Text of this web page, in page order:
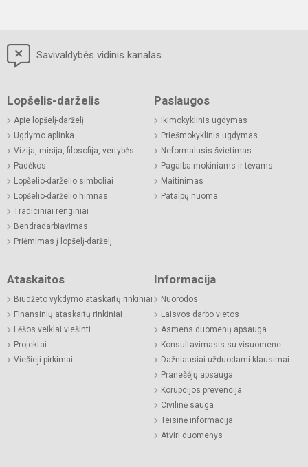
Savivaldybės vidinis kanalas
Lopšelis-darželis
Apie lopšelį-darželį
Ugdymo aplinka
Vizija, misija, filosofija, vertybės
Padėkos
Lopšelio-darželio simboliai
Lopšelio-darželio himnas
Tradiciniai renginiai
Bendradarbiavimas
Priėmimas į lopšelį-darželį
Paslaugos
Ikimokyklinis ugdymas
Priešmokyklinis ugdymas
Neformalusis švietimas
Pagalba mokiniams ir tėvams
Maitinimas
Patalpų nuoma
Ataskaitos
Biudžeto vykdymo ataskaitų rinkiniai
Finansinių ataskaitų rinkiniai
Lėšos veiklai viešinti
Projektai
Viešieji pirkimai
Informacija
Nuorodos
Laisvos darbo vietos
Asmens duomenų apsauga
Konsultavimasis su visuomene
Dažniausiai užduodami klausimai
Pranešėjų apsauga
Korupcijos prevencija
Civilinė sauga
Teisinė informacija
Atviri duomenys